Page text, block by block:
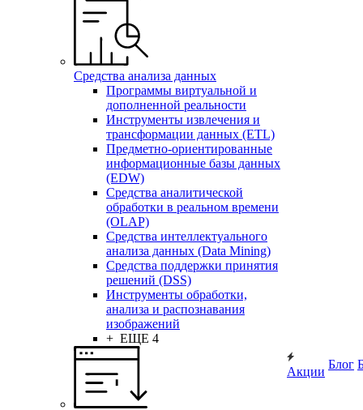
Средства анализа данных
Программы виртуальной и
дополненной реальности
Инструменты извлечения и
трансформации данных (ETL)
Предметно-ориентированные
информационные базы данных
(EDW)
Средства аналитической
обработки в реальном времени
(OLAP)
Средства интеллектуального
анализа данных (Data Mining)
Средства поддержки принятия
решений (DSS)
Инструменты обработки,
анализа и распознавания
изображений
+ ЕЩЕ 4
Акции
Блог